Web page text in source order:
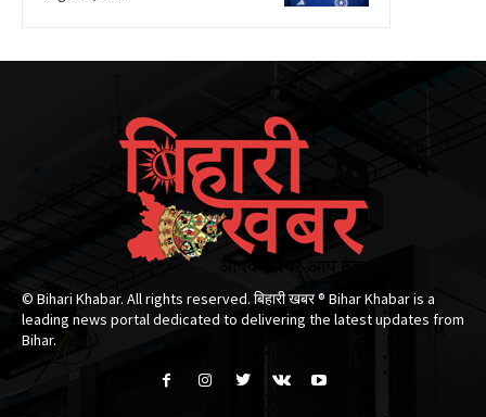
© Bihari Khabar. All rights reserved. बिहारी खबर ®​ Bihar Khabar is a
leading news portal dedicated to delivering the latest updates from
Bihar.